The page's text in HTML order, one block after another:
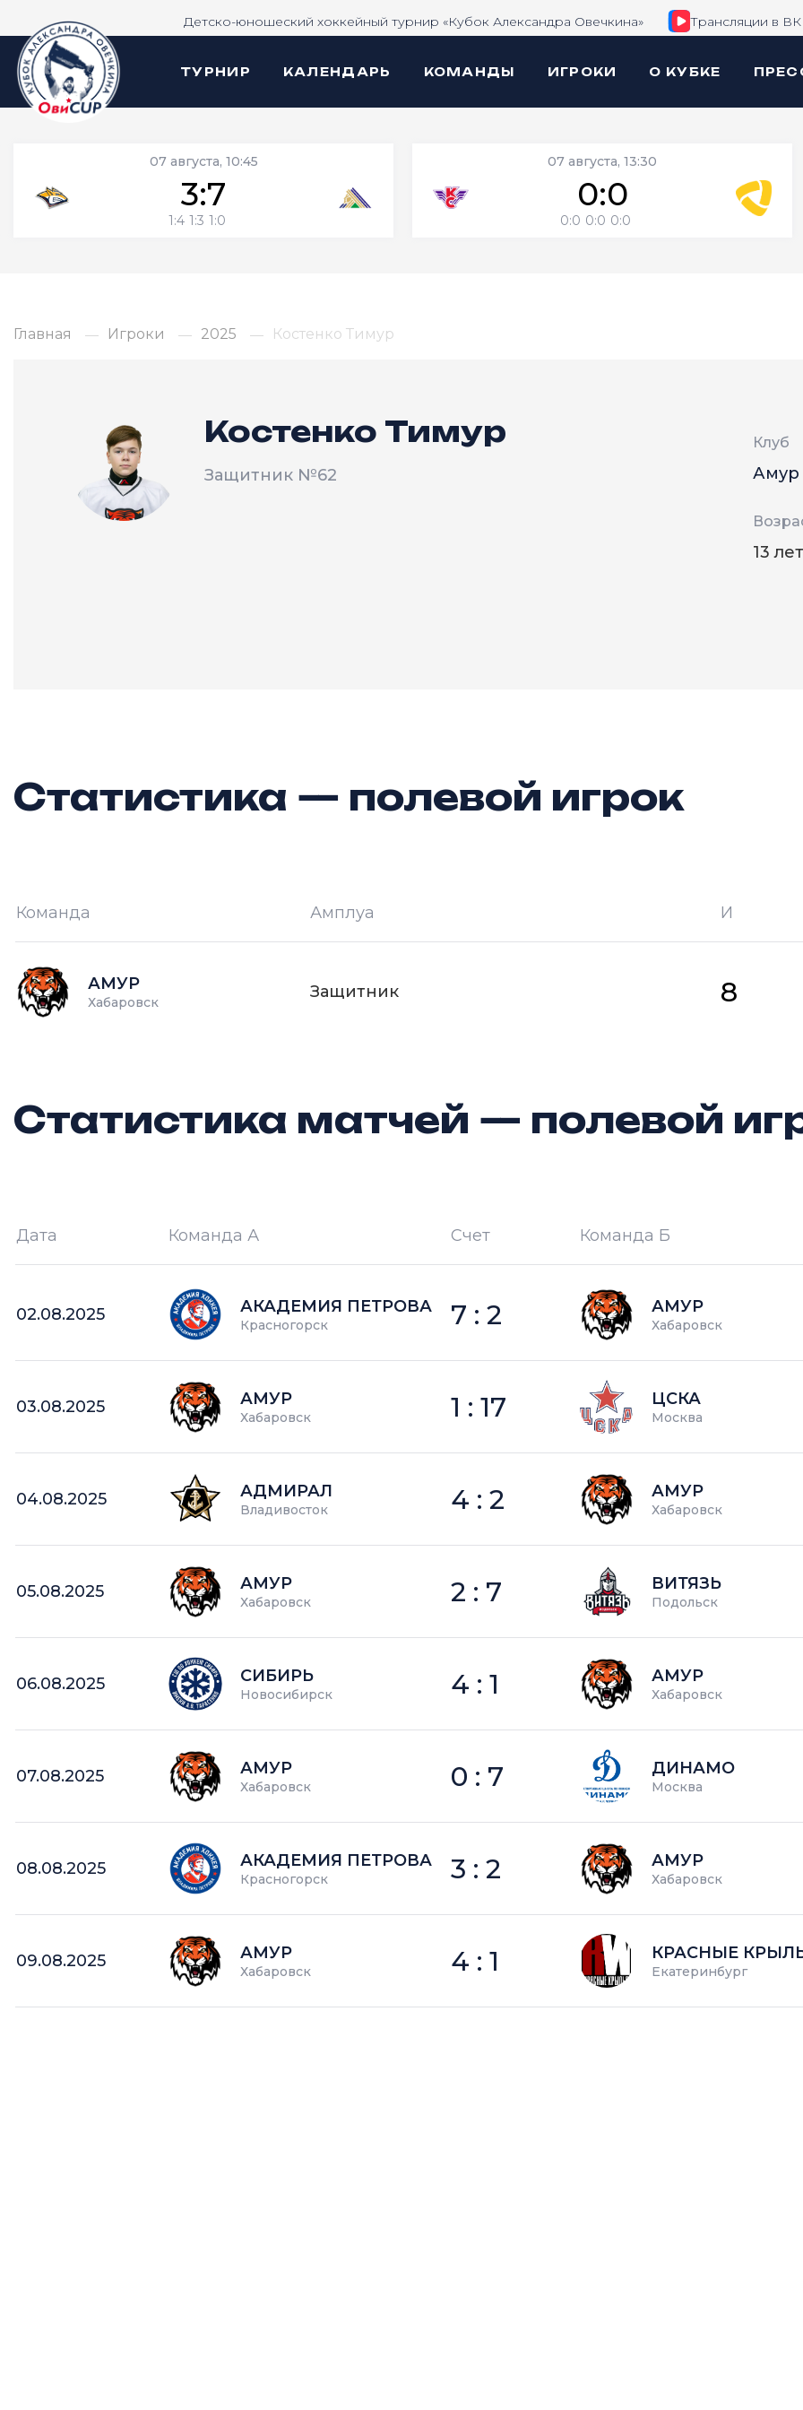
Детско-юношеский хоккейный турнир «Кубок Александра Овечкина» Трансляции в ВК
ТУРНИР КАЛЕНДАРЬ КОМАНДЫ ИГРОКИ О КУБКЕ
07 августа, 10:45
3:7
1:4 1:3 1:0
07 августа, 13:30
0:0
0:0 0:0 0:0
Главная Игроки 2025 Костенко Тимур
Костенко Тимур
Защитник №62
Клуб
Амур
13 лет
Статистика — полевой игрок
Команда Амплуа И
АМУР
Хабаровск
Защитник 8
Статистика матчей — полевой
Дата Команда А Счет Команда Б
02.08.2025 АКАДЕМИЯ ПЕТРОВА
Красногорск 7 : 2 АМУР
Хабаровск
03.08.2025 АМУР
Хабаровск 1 : 17 ЦСКА
Москва
04.08.2025 АДМИРАЛ
Владивосток 4 : 2 АМУР
Хабаровск
05.08.2025 АМУР
Хабаровск 2 : 7 ВИТЯЗЬ
Подольск
06.08.2025 СИБИРЬ
Новосибирск 4 : 1 АМУР
Хабаровск
07.08.2025 АМУР
Хабаровск 0 : 7 ДИНАМО
Москва
08.08.2025 АКАДЕМИЯ ПЕТРОВА
Красногорск 3 : 2 АМУР
Хабаровск
09.08.2025 АМУР
Хабаровск 4 : 1 КРАСНЫЕ
Екатеринбург